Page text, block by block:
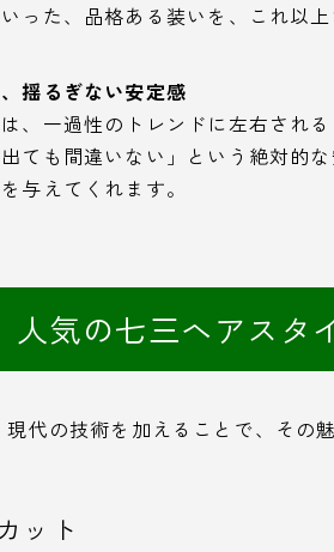
った、品格ある装いを、これ以
揺るぎない安定感
、一過性のトレンドに左右され
ても間違いない」という絶対的な
与えてくれます。
人気の七三ヘアスタ
代の技術を加えることで、その
ット